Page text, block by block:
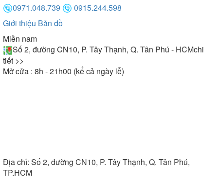
0971.048.739
0915.244.598
Giới thiệu Bản đồ
Miền nam
Số 2, đường CN10, P. Tây Thạnh, Q. Tân Phú - HCMchi
tiết >>
Mở cửa : 8h - 21h00 (kể cả ngày lễ)
Địa chỉ: Số 2, đường CN10, P. Tây Thạnh, Q. Tân Phú,
TP.HCM